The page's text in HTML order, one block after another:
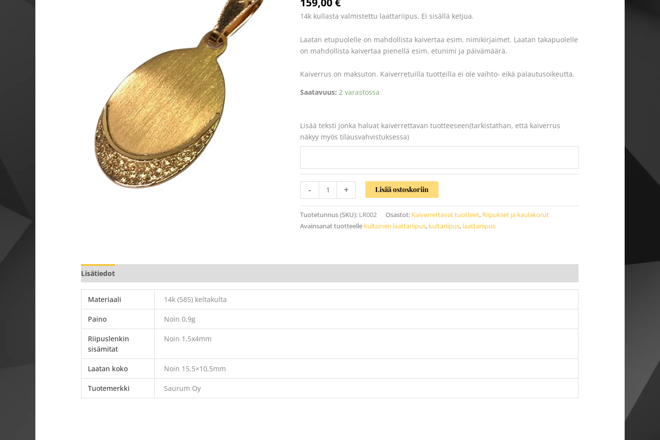
14k kullasta valmistettu laattariipus. Ei sisällä ketjua.
Laatan etupuolelle on mahdollista kaivertaa esim. nimikirjaimet. Laatan takapuolelle
on mahdollista kaivertaa pienellä esim. etunimi ja päivämäärä.
Kaiverrus on maksuton. Kaiverretuilla tuotteilla ei ole vaihto- eikä palautusoikeutta.
Saatavuus: 2 varastossa
Lisää teksti jonka haluat kaiverrettavan tuotteeseen(tarkistathan, että kaiverrus
näkyy myös tilausvahvistuksessa)
-
määrä
+ Lisää ostoskoriin
Tuotetunnus (SKU): LR002 Osastot: Kaiverrettavat tuotteet, Riipukset ja kaulakorut
Avainsanat tuotteelle kultainen laattariipus, kultariipus, laattariipus
Lisätiedot
Materiaali 14k (585) keltakulta
Paino Noin 0,9g
Riipuslenkin
sisämitat
Noin 1,5x4mm
Laatan koko Noin 15,5×10,5mm
Tuotemerkki Saurum Oy